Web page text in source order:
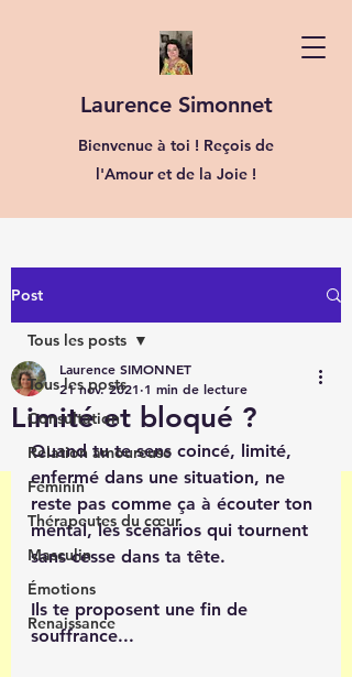
Laurence Simonnet
Bienvenue à toi ! Reçois de
l'Amour et de la Joie !
Post
Tous les posts
Consultation
Relation amoureuse
Féminin
Thérapeutes du cœur
Masculin
Émotions
Renaissance
Tous les posts
Limité et bloqué ?
Laurence SIMONNET
21 nov. 2021 1 min de lecture
Quand tu te sens coincé, limité,
enfermé dans une situation, ne
reste pas comme ça à écouter ton
mental, les scénarios qui tournent
sans cesse dans ta tête.
Ils te proposent une fin de
souffrance...